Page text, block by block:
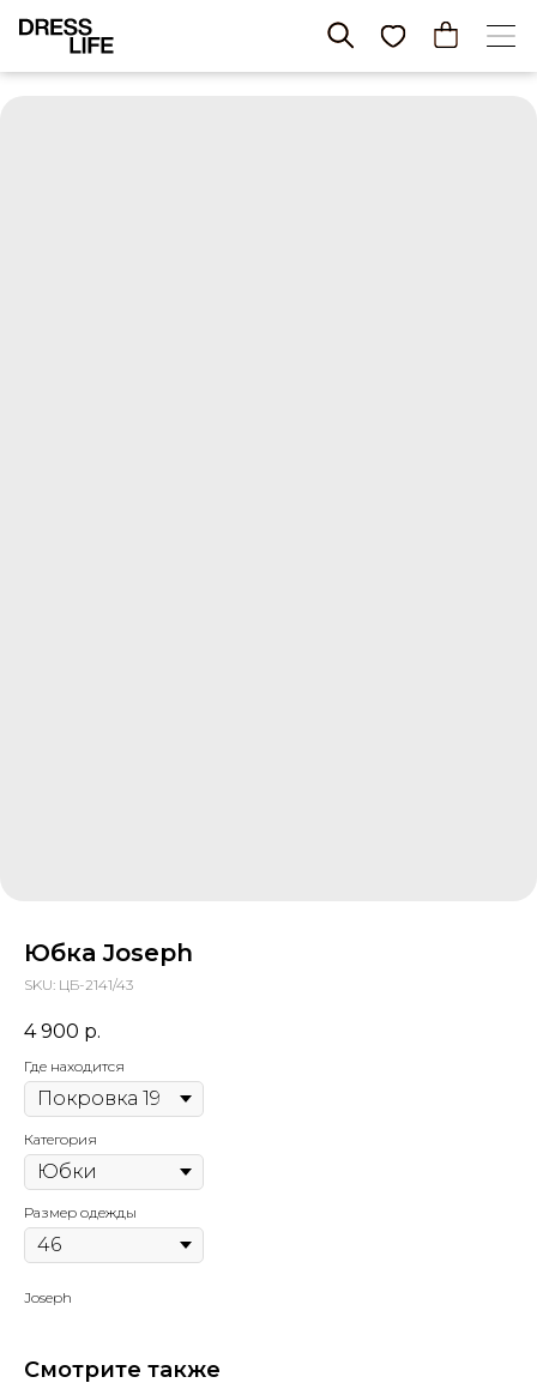
Юбка Joseph
SKU: ЦБ-2141/43
4 900 р.
Где находится
Категория
Размер одежды
Joseph
Смотрите также